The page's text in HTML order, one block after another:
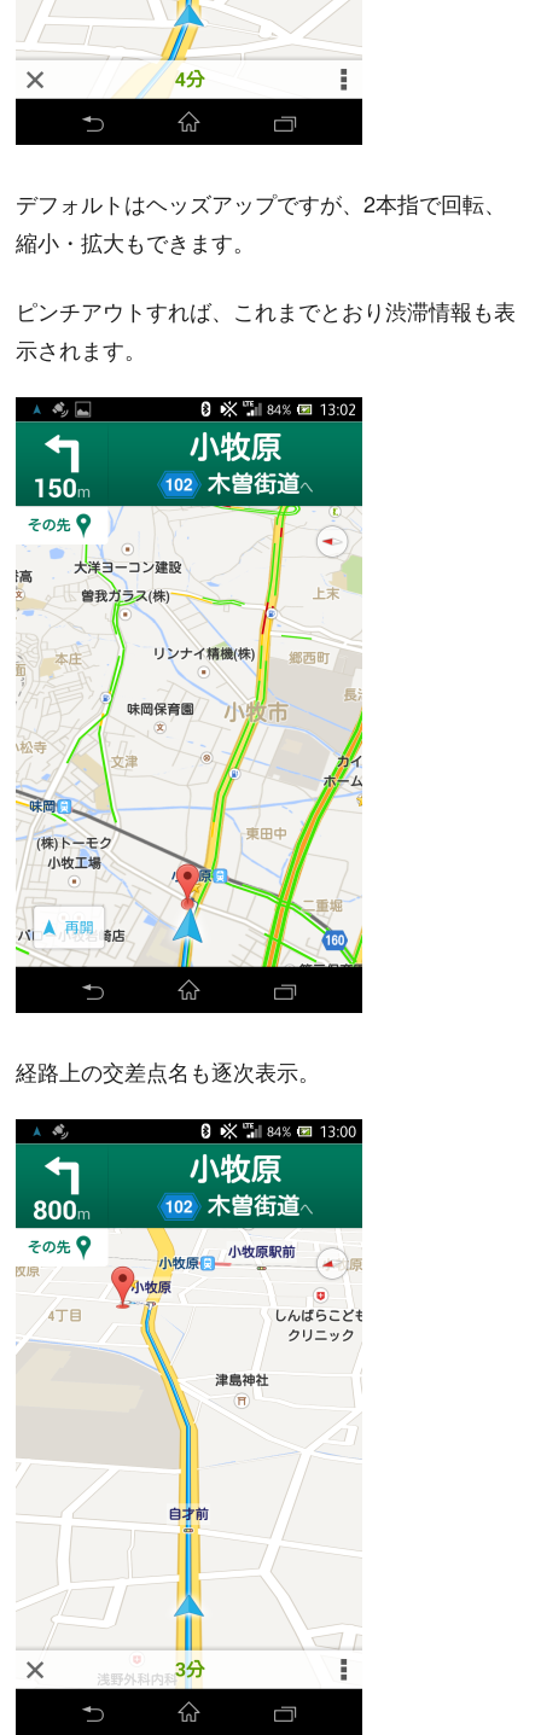
デフォルトはヘッズアップですが、2本指で回転、
縮小・拡大もできます。
ピンチアウトすれば、これまでとおり渋滞情報も表
示されます。
経路上の交差点名も逐次表示。